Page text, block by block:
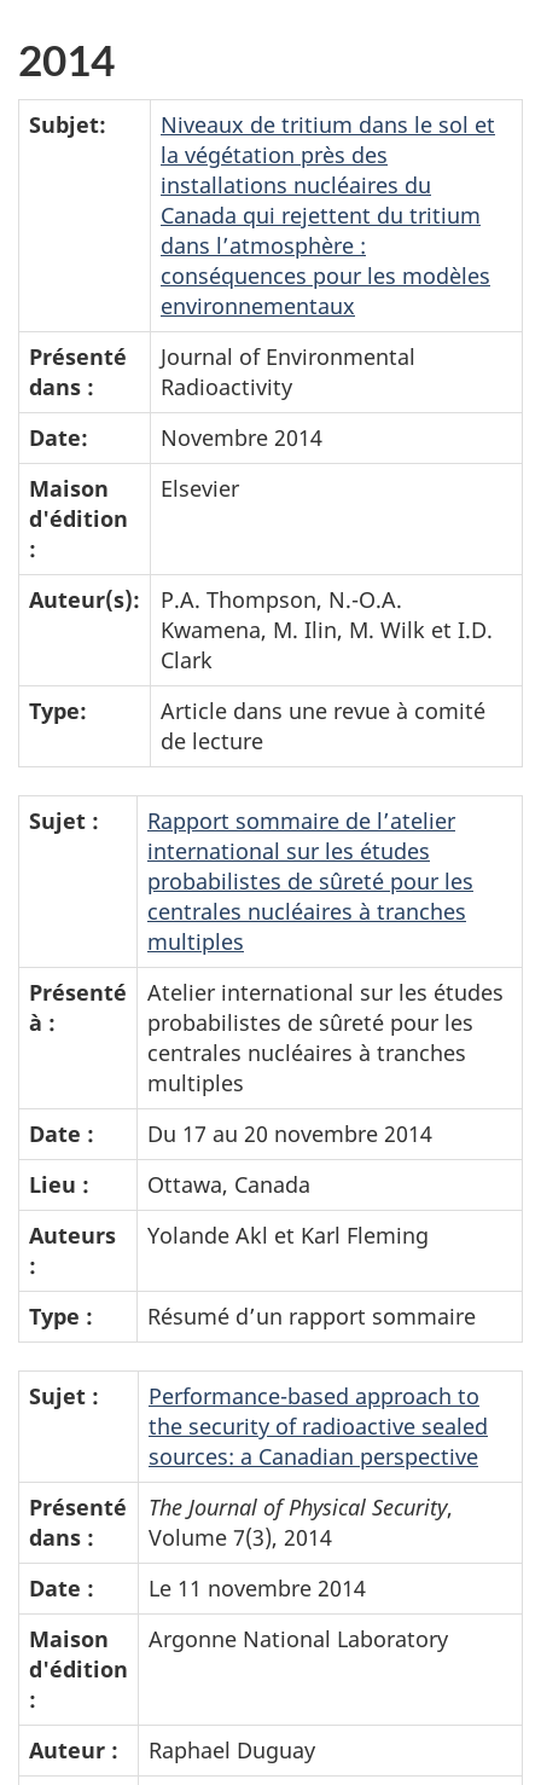
2014
Subjet:
Niveaux de tritium dans le sol et
la végétation près des
installations nucléaires du
Canada qui rejettent du tritium
dans l’atmosphère :
conséquences pour les modèles
environnementaux
Présenté
dans :
Journal of Environmental
Radioactivity
Date:
Novembre 2014
Maison
d'édition
:
Elsevier
Auteur(s):
P.A. Thompson, N.-O.A.
Kwamena, M. Ilin, M. Wilk et I.D.
Clark
Type:
Article dans une revue à comité
de lecture
Sujet :
Rapport sommaire de l’atelier
international sur les études
probabilistes de sûreté pour les
centrales nucléaires à tranches
multiples
Présenté
à :
Atelier international sur les études
probabilistes de sûreté pour les
centrales nucléaires à tranches
multiples
Date :
Du 17 au 20 novembre 2014
Lieu :
Ottawa, Canada
Auteurs
:
Yolande Akl et Karl Fleming
Type : Résumé d’un rapport sommaire
Sujet :
Performance-based approach to
the security of radioactive sealed
sources: a Canadian perspective
Présenté
dans :
The Journal of Physical Security,
Volume 7(3), 2014
Date :
Le 11 novembre 2014
Maison
d'édition
:
Argonne National Laboratory
Auteur :
Raphael Duguay